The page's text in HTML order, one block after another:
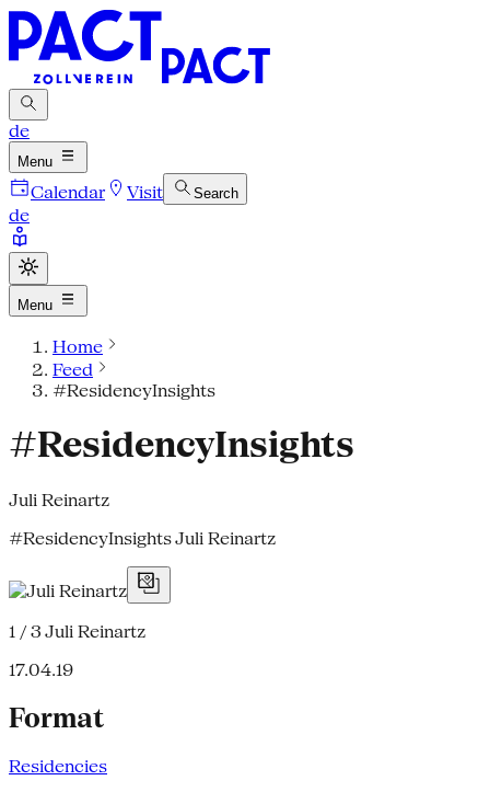
de
Menu
Calendar Visit Search
de
Menu
Home
Feed
#ResidencyInsights
#ResidencyInsights
Juli Reinartz
#ResidencyInsights Juli Reinartz
1 / 3 Juli Reinartz
17.04.19
Format
Residencies